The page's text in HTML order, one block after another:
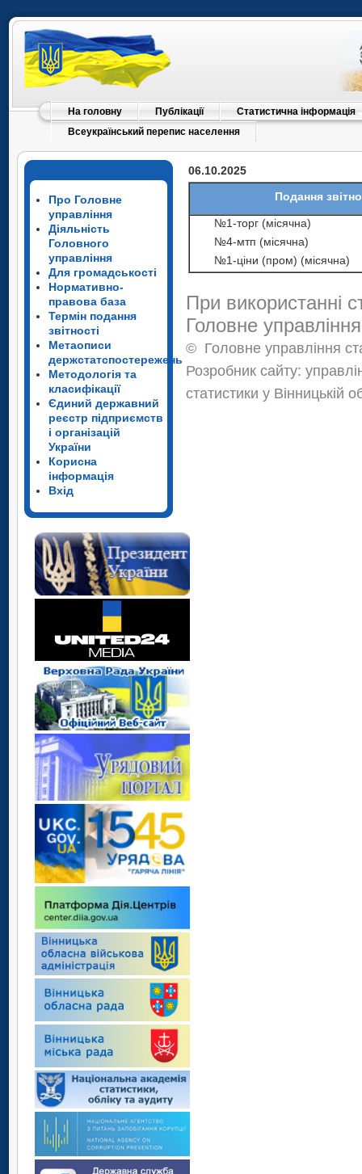
На головну Публікації
Статистична інформація
Всеукраїнський перепис населення
Про Головне
управління
Діяльність
Головного
управління
Для громадськості
Нормативно-
правова база
Термін подання
звітності
Метаописи
держстатспостережень
Методологія та
класифікації
Єдиний державний
реєстр підприємств
і організацій
України
Корисна
інформація
Вхід
06.10.2025
Подання
№1-торг (місячна)
№4-мтп (місячна)
№1-ціни (пром) (місячна)
При використанні
Головне
© Головне управління
Розробник сайту:
статистики у Вінницькій